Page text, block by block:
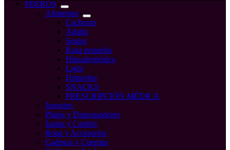
compraPERROS
Alimentos
Cachorro
Adulto
Senior
Raza pequeña
Hipoalergénico
Light
Húmedos
SNACKS
PRESCRIPCIÓN MÉDICA
Juguetes
Platos y Dispensadores
Jaulas y Caniles
Ropa y Accesorios
Cadenas y Cuerdas